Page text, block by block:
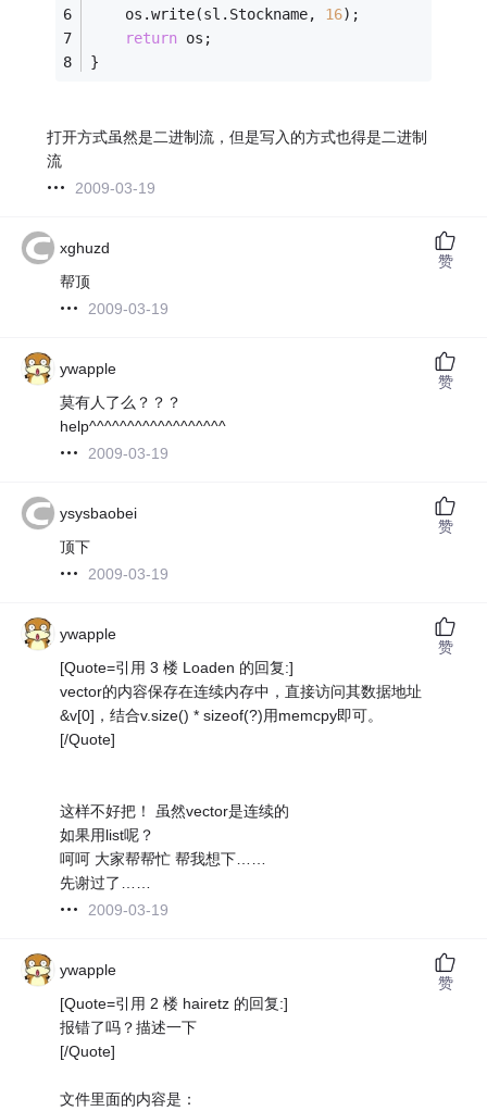
	os.write(sl.Stockname,
16);
return os;
}
打开方式虽然是二进制流，但是写入的方式也得是二进制
流
2009-03-19
xghuzd
帮顶
2009-03-19
赞
ywapple
莫有人了么？？？
help^^^^^^^^^^^^^^^^^^
2009-03-19
赞
ysysbaobei
顶下
2009-03-19
赞
ywapple
[Quote=引用 3 楼 Loaden 的回复:]
vector的内容保存在连续内存中，直接访问其数据地址
&v[0]，结合v.size() * sizeof(?)用memcpy即可。
[/Quote]
这样不好把！ 虽然vector是连续的
如果用list呢？
呵呵 大家帮帮忙 帮我想下……
先谢过了……
2009-03-19
赞
ywapple
[Quote=引用 2 楼 hairetz 的回复:]
报错了吗？描述一下
[/Quote]
文件里面的内容是：
赞